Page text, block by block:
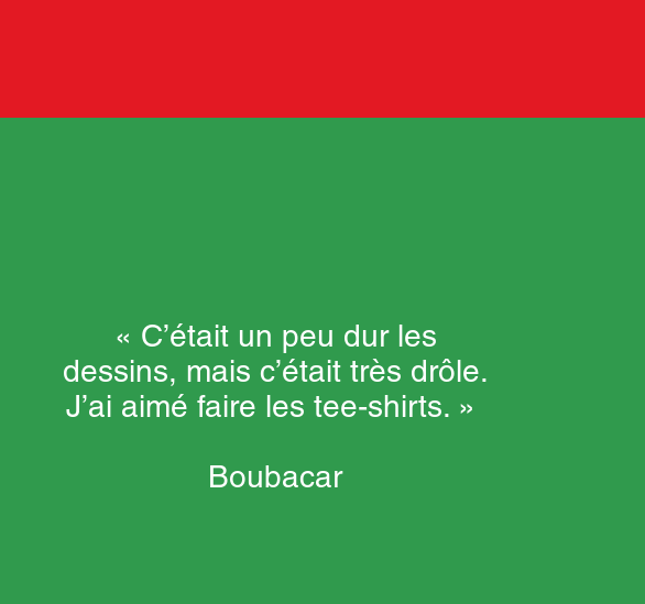
« C’était un peu dur les
dessins, mais c’était très drôle.
J’ai aimé faire les tee-shirts. »
Boubacar